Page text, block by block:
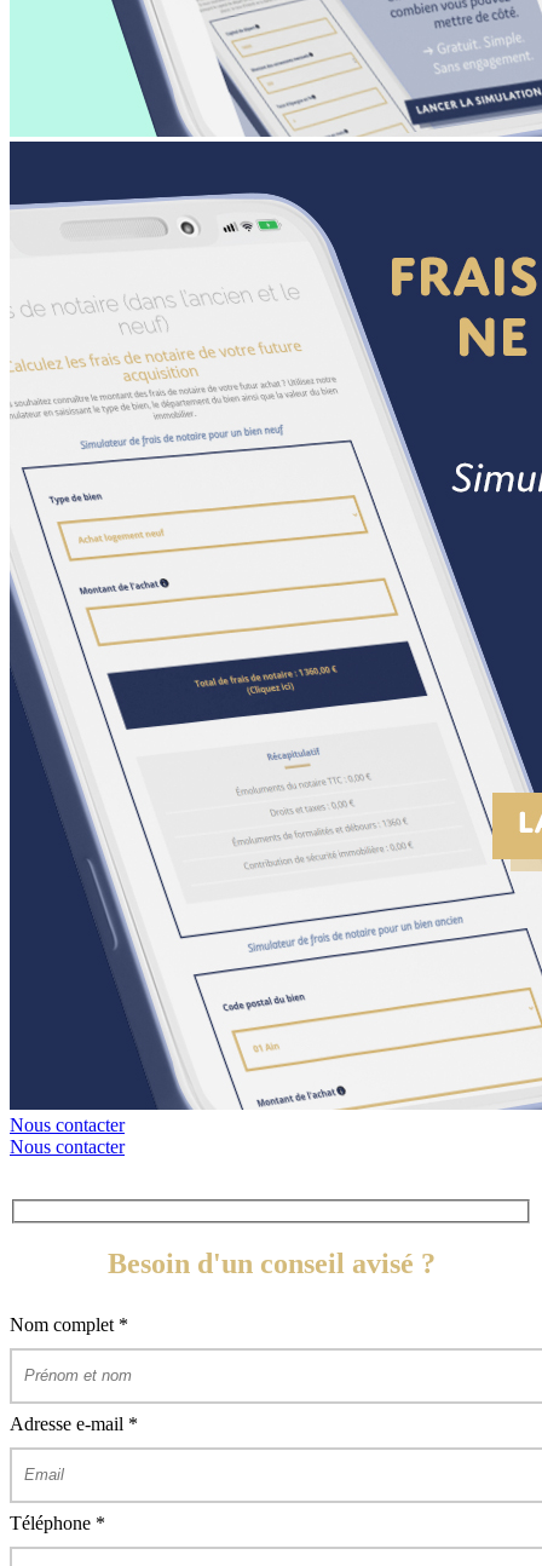
Nous contacter
Nous contacter
Besoin d'un conseil avisé ?
Nom complet *
Adresse e-mail *
Téléphone *